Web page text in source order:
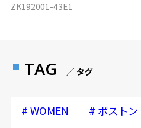
ZK192001-43E1
TAG ／ タグ
# WOMEN # ボストン